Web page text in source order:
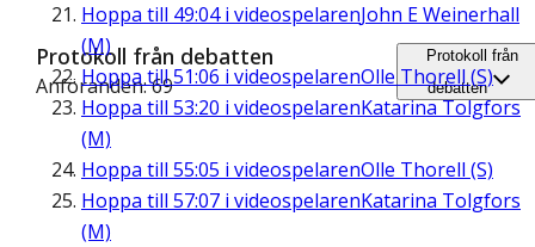
Hoppa till 49:04i videospelarenJohn E Weinerhall
(M)
Hoppa till51:06 i videospelarenOlle Thorell (S)
Hoppa till 53:20 i videospelarenKatarina Tolgfors
(M)
Hoppa till 55:05 i videospelarenOlle Thorell (S)
Hoppa till 57:07 i videospelarenKatarina Tolgfors
(M)
Protokoll från debatten
Anföranden: 69
Protokoll från
debatten